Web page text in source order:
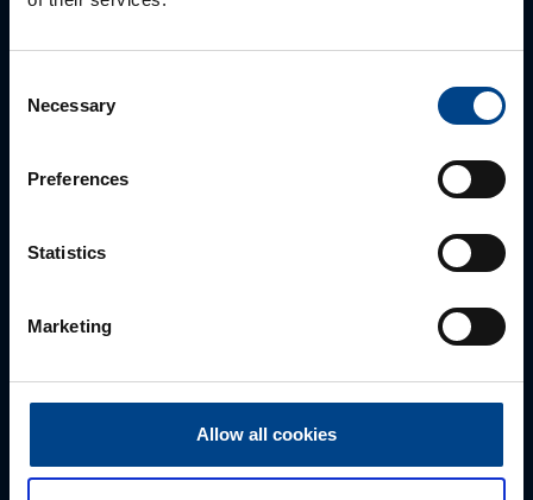
Selection
Necessary
Preferences
Statistics
Marketing
Allow all cookies
sähköpostitse tai verkkolomakkeen kautta.
0207 463 515
tuki@utuautomation.fi